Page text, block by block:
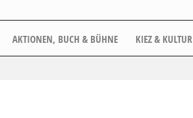
AKTIONEN, BUCH & BÜHNE KIEZ & KULTUR